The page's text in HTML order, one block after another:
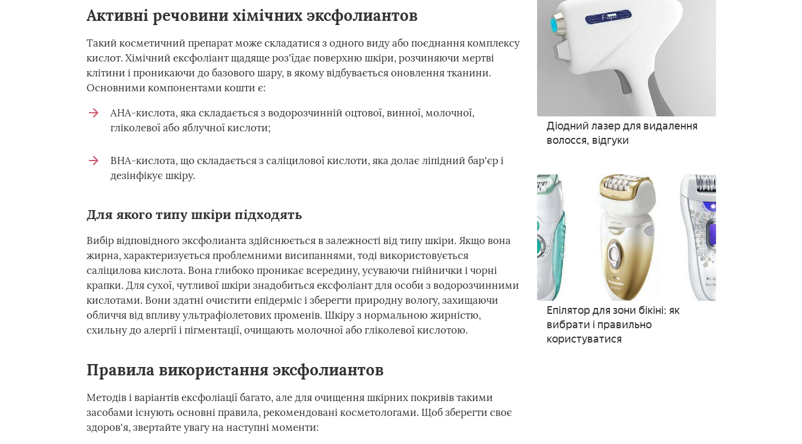
Активні речовини хімічних эксфолиантов
Такий косметичний препарат може складатися з одного виду або поєднання комплексу
кислот. Хімічний ексфоліант щадяще роз'їдає поверхню шкіри, розчиняючи мертві
клітини і проникаючи до базового шару, в якому відбувається оновлення тканини.
Основними компонентами кошти є:
АНА-кислота, яка складається з водорозчинній оцтової, винної, молочної,
гліколевої або яблучної кислоти;
ВНА-кислота, що складається з саліцилової кислоти, яка долає ліпідний бар'єр і
дезінфікує шкіру.
Для якого типу шкіри підходять
Вибір відповідного эксфолианта здійснюється в залежності від типу шкіри. Якщо вона
жирна, характеризується проблемними висипаннями, тоді використовується
саліцилова кислота. Вона глибоко проникає всередину, усуваючи гнійнички і чорні
крапки. Для сухої, чутливої шкіри знадобиться ексфоліант для особи з водорозчинними
кислотами. Вони здатні очистити епідерміс і зберегти природну вологу, захищаючи
обличчя від впливу ультрафіолетових променів. Шкіру з нормальною жирністю,
схильну до алергії і пігментації, очищають молочної або гліколевої кислотою.
Правила використання эксфолиантов
Методів і варіантів ексфоліації багато, але для очищення шкірних покривів такими
засобами існують основні правила, рекомендовані косметологами. Щоб зберегти своє
здоров'я, звертайте увагу на наступні моменти:
Діодний лазер для видалення
волосся, відгуки
Епілятор для зони бікіні: як
вибрати і правильно
користуватися